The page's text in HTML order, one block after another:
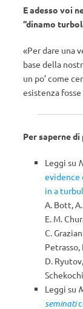
E adesso voi
“dinamo
«Per dare una
base della
un po’ come
esistenza
Per saperne di
Leggi su
evidence
in a
A. Bott,
E. M.
C.
Petrasso,
D.
Leggi su
seminati